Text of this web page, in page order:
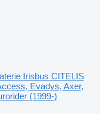
Irisbus CITELIS
Evadys, Axer,
(1999-)